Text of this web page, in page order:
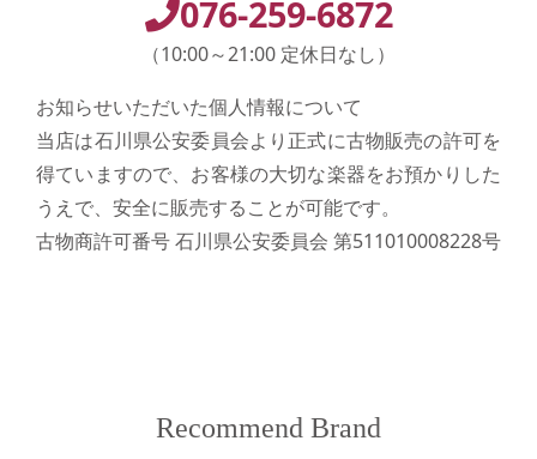
076-259-6872
（10:00～21:00 定休日なし）
お知らせいただいた個人情報について
当店は石川県公安委員会より正式に古物販売の許可を
得ていますので、お客様の大切な楽器をお預かりした
うえで、安全に販売することが可能です。
古物商許可番号 石川県公安委員会 第511010008228号
Recommend Brand